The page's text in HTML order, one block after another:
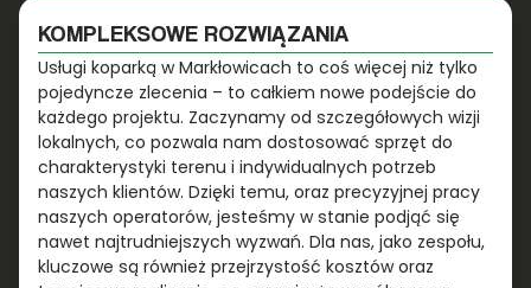
KOMPLEKSOWE ROZWIĄZANIA
Usługi koparką w Markłowicach to coś więcej niż tylko
pojedyncze zlecenia – to całkiem nowe podejście do
każdego projektu. Zaczynamy od szczegółowych wizji
lokalnych, co pozwala nam dostosować sprzęt do
charakterystyki terenu i indywidualnych potrzeb
naszych klientów. Dzięki temu, oraz precyzyjnej pracy
naszych operatorów, jesteśmy w stanie podjąć się
nawet najtrudniejszych wyzwań. Dla nas, jako zespołu,
kluczowe są również przejrzystość kosztów oraz